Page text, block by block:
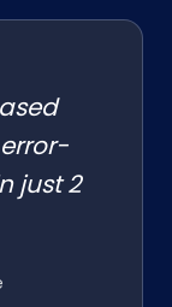
just 2